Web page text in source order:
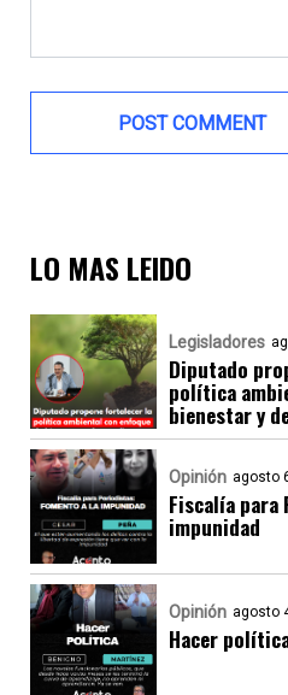
LO MAS LEIDO
Legisladores
Diputado
política
bienestar y
Opinión agosto
Fiscalía
impunidad
Opinión agosto
Hacer